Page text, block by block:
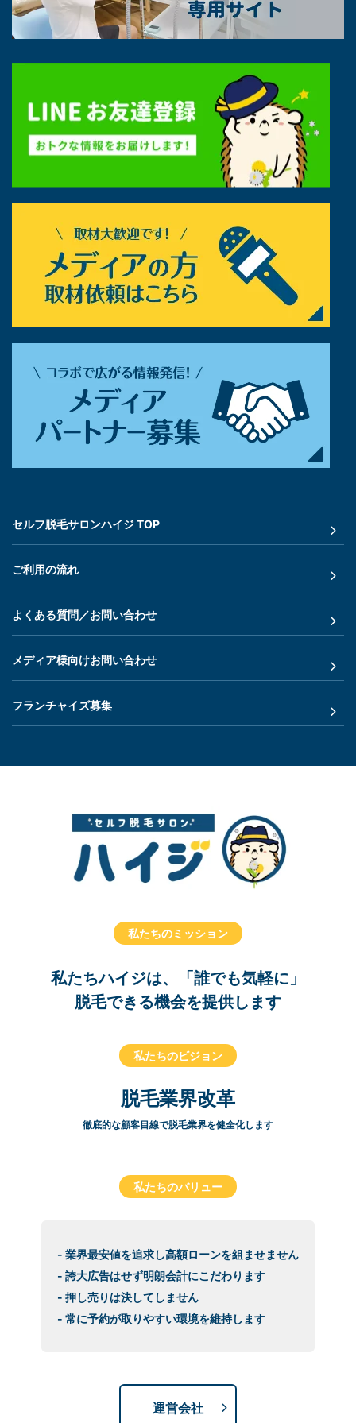
セルフ脱毛サロンハイジ TOP
ご利用の流れ
よくある質問／お問い合わせ
メディア様向けお問い合わせ
フランチャイズ募集
私たちのミッション
私たちハイジは、「誰でも気軽に」
脱毛できる機会を提供します
私たちのビジョン
脱毛業界改革
徹底的な顧客目線で脱毛業界を健全化します
私たちのバリュー
- 業界最安値を追求し高額ローンを組ませません
- 誇大広告はせず明朗会計にこだわります
- 押し売りは決してしません
- 常に予約が取りやすい環境を維持します
運営会社